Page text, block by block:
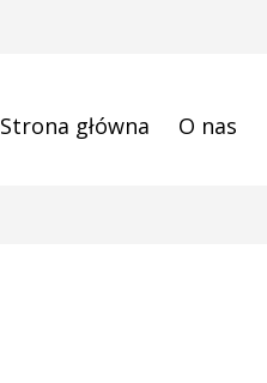
Strona główna O nas